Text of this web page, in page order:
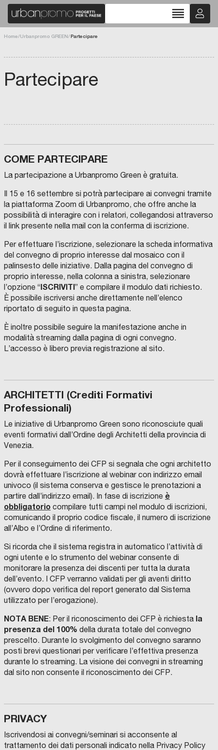
reorder
Home/Urbanpromo GREEN/Partecipare
Partecipare
COME PARTECIPARE
La partecipazione a Urbanpromo Green è gratuita.
Il 15 e 16 settembre si potrà partecipare ai convegni tramite
la piattaforma Zoom di Urbanpromo, che offre anche la
possibilità di interagire con i relatori, collegandosi attraverso
il link presente nella mail con la conferma di iscrizione.
Per effettuare l’iscrizione, selezionare la scheda informativa
del convegno di proprio interesse dal mosaico con il
palinsesto delle iniziative. Dalla pagina del convegno di
proprio interesse, nella colonna a sinistra, selezionare
l’opzione “ISCRIVITI” e compilare il modulo dati richiesto.
È possibile iscriversi anche direttamente nell’elenco
riportato di seguito in questa pagina.
È inoltre possibile seguire la manifestazione anche in
modalità streaming dalla pagina di ogni convegno.
L’accesso è libero previa registrazione al sito.
ARCHITETTI (Crediti Formativi
Professionali)
Le iniziative di Urbanpromo Green sono riconosciute quali
eventi formativi dall’Ordine degli Architetti della provincia di
Venezia.
Per il conseguimento dei CFP si segnala che ogni architetto
dovrà effettuare l’iscrizione al webinar con indirizzo email
univoco (il sistema conserva e gestisce le prenotazioni a
partire dall’indirizzo email). In fase di iscrizione è
obbligatorio compilare tutti campi nel modulo di iscrizioni,
comunicando il proprio codice fiscale, il numero di iscrizione
all’Albo e l’Ordine di riferimento.
Si ricorda che il sistema registra in automatico l’attività di
ogni utente e lo strumento del webinar consente di
monitorare la presenza dei discenti per tutta la durata
dell’evento. I CFP verranno validati per gli aventi diritto
(ovvero dopo verifica del report generato dal Sistema
utilizzato per l’erogazione).
NOTA BENE: Per il riconoscimento dei CFP è richiesta la
presenza del 100% della durata totale del convegno
prescelto. Durante lo svolgimento del convegno saranno
posti brevi questionari per verificare l’effettiva presenza
durante lo streaming. La visione dei convegni in streaming
dal sito non consente il riconoscimento dei CFP.
PRIVACY
Iscrivendosi ai convegni/seminari si acconsente al
trattamento dei dati personali indicato nella Privacy Policy